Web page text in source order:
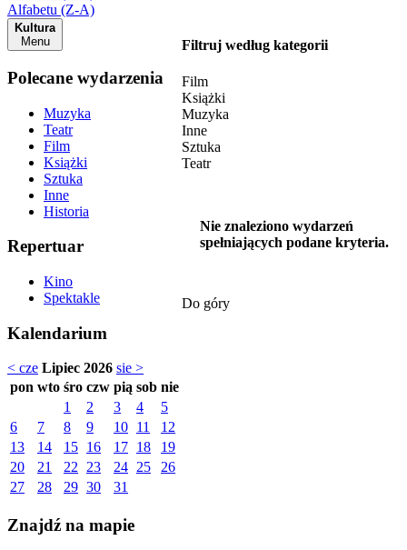
Alfabetu (Z-A)
Kultura
Menu
Polecane wydarzenia
Muzyka
Teatr
Film
Książki
Sztuka
Inne
Historia
Repertuar
Kino
Spektakle
Kalendarium
< cze Lipiec 2026 sie >
pon wto śro czw pią sob nie
1
2 3 4
5
6
7 8 9 10 11
12
13
14 15 16 17 18
19
20
21 22 23 24 25
26
27
28 29 30 31
Znajdź na mapie
Filtruj według kategorii
Film
Książki
Muzyka
Inne
Sztuka
Teatr
Nie znaleziono wydarzeń
spełniających podane kryteria.
Do góry